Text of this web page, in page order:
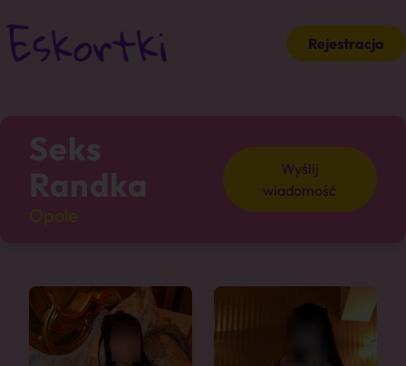
Rejestracja
Seks
Randka
Wyślij
wiadomość